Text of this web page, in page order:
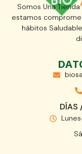
Somos Una
estamos
hábitos
DÍAS